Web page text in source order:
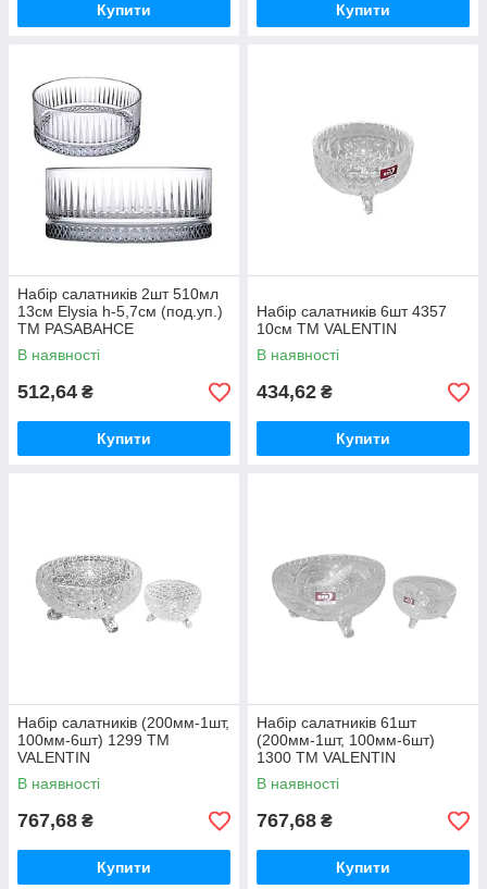
Купити Купити
Набір салатників 2шт 510мл
13см Elysia h-5,7см (под.уп.)
ТМ PASABAHCE
В наявності
512,64 ₴
Купити
Набір салатників 6шт 4357
10см ТМ VALENTIN
В наявності
434,62 ₴
Купити
Набір салатникiв (200мм-1шт,
100мм-6шт) 1299 ТМ
VALENTIN
В наявності
767,68 ₴
Купити
Набір салатникiв 61шт
(200мм-1шт, 100мм-6шт)
1300 ТМ VALENTIN
В наявності
767,68 ₴
Купити